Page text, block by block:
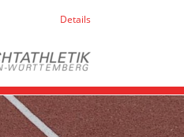
Details